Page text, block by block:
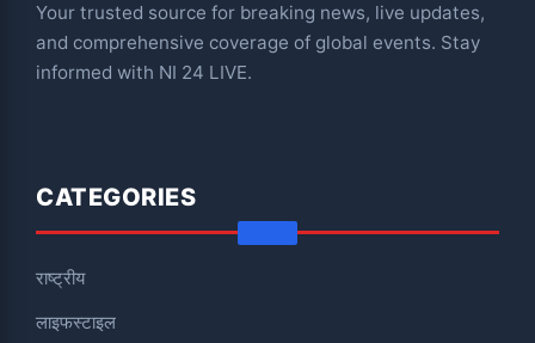
Your trusted source for breaking news, live updates,
and comprehensive coverage of global events. Stay
informed with NI 24 LIVE.
CATEGORIES
राष्ट्रीय
लाइफस्टाइल